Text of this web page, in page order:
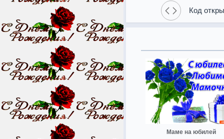
Код
Маме на юбилей